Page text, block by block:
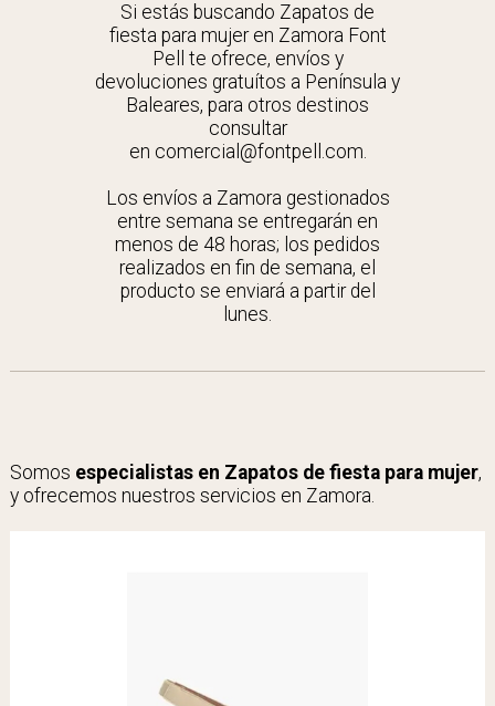
Si estás buscando Zapatos de
fiesta para mujer en Zamora Font
Pell te ofrece, envíos y
devoluciones gratuítos a Península y
Baleares, para otros destinos
consultar
en comercial@fontpell.com.
Los envíos a Zamora gestionados
entre semana se entregarán en
menos de 48 horas; los pedidos
realizados en fin de semana, el
producto se enviará a partir del
lunes.
Somos especialistas en Zapatos de fiesta para mujer,
y ofrecemos nuestros servicios en Zamora.